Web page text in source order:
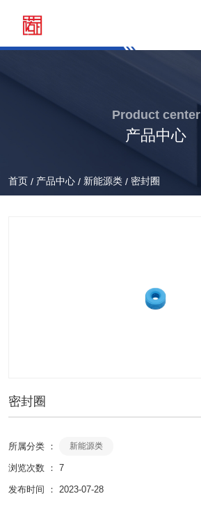
Product center
产品中心
首页 / 产品中心 / 新能源类 / 密封圈
密封圈
所属分类 ： 新能源类
浏览次数 ： 7
发布时间 ： 2023-07-28